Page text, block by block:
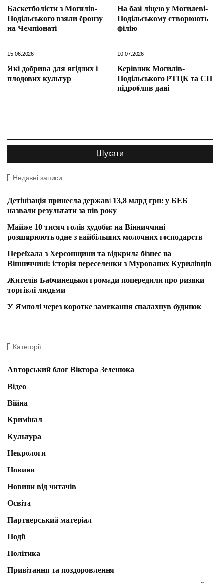
Баскетболісти з Могилів-
Подільського взяли бронзу
на Чемпіонаті
На базі ліцею у Могилеві-
Подільському створюють
філію
15.06.2026
Які добрива для ягідних і
плодових культур
10.07.2026
Керівник Могилів-
Подільського РТЦК та СП
підробляв дані
Недавні записи
Детінізація принесла державі 13,8 млрд грн: у БЕБ
назвали результати за пів року
Майже 10 тисяч голів худоби: на Вінниччині
розширюють одне з найбільших молочних господарств
Переїхала з Херсонщини та відкрила бізнес на
Вінниччині: історія переселенки з Мурованих Курилівців
Жителів Бабчинецької громади попередили про ризики
торгівлі людьми
У Ямполі через коротке замикання спалахнув будинок
Категорії
Авторський блог Віктора Зеленюка
Відео
Війна
Кримінал
Культура
Некрологи
Новини
Новини від читачів
Освіта
Партнерський матеріал
Події
Політика
Привітання та поздоровлення